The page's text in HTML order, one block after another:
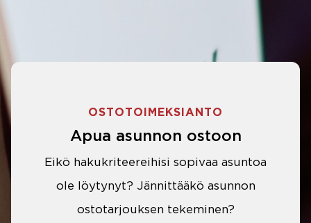
OSTOTOIMEKSIANTO
Apua asunnon ostoon
Eikö hakukriteereihisi sopivaa asuntoa
ole löytynyt? Jännittääkö asunnon
ostotarjouksen tekeminen?